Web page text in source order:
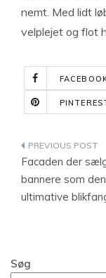
nemt. Med lidt
velplejet og flot
Facaden der
bannere som den
ultimative
Søg